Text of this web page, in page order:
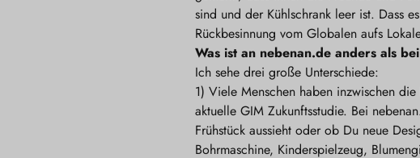
sind und der Kühlschrank leer ist. Dass
Rückbesinnung vom Globalen aufs
Was ist an nebenan.de anders als
Ich sehe drei große Unterschiede:
1) Viele Menschen haben inzwischen
aktuelle GIM Zukunftsstudie. Bei
Frühstück aussieht oder ob Du neue
Bohrmaschine, Kinderspielzeug,